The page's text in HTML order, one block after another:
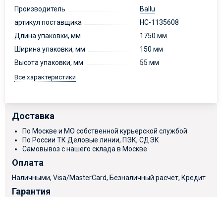
Производитель
Ballu
артикул поставщика
НС-1135608
Длина упаковки, мм
1750 мм
Ширина упаковки, мм
150 мм
Высота упаковки, мм
55 мм
Все характеристики
Доставка
По Москве и МО собственной курьерской службой
По России ТК Деловые линии, ПЭК, СДЭК
Самовывоз с нашего склада в Москве
Оплата
Наличными, Visa/MasterCard, Безналичный расчет, Кредит
Гарантия